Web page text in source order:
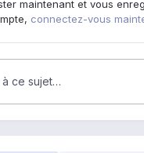
maintenant et vous
connectez-vous
ce sujet…